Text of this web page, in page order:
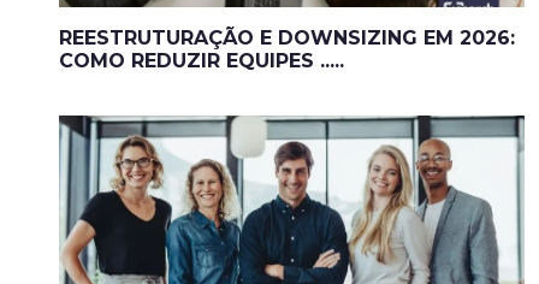
REESTRUTURAÇÃO E DOWNSIZING EM 2026:
COMO REDUZIR EQUIPES .....